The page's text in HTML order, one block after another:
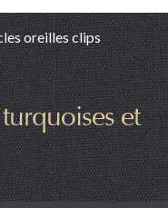
oreilles clips
et